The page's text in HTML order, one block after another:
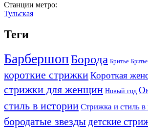
Станции метро:
Тульская
Теги
БарбершопБорода Бритье
короткие стрижкиКороткая
стрижки для женщин Новый год
стиль в истории Стрижка и стиль
бородатые звездыдетские